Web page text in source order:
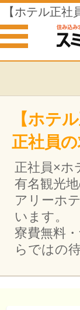
【ホテル正
【ホテ
正社員
正社員×ホ
有名観光
アリーホ
います。
寮費無料
らではの